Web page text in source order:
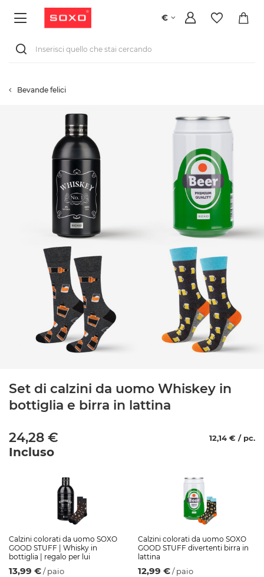
€
Bevande felici
Set di calzini da uomo Whiskey in
bottiglia e birra in lattina
24,28 € 12,14 € / pc.
Incluso
Calzini colorati da uomo SOXO
GOOD STUFF | Whisky in
bottiglia | regalo per lui
13,99 €/ paio
Calzini colorati da uomo SOXO
GOOD STUFF divertenti birra in
lattina
12,99 €/ paio